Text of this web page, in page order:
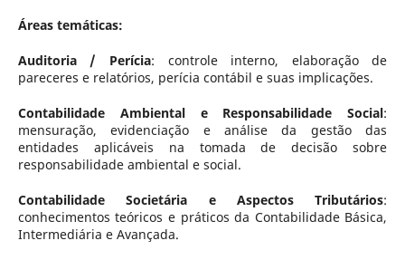
Áreas temáticas:
Auditoria / Perícia: controle interno, elaboração de
pareceres e relatórios, perícia contábil e suas implicações.
Contabilidade Ambiental e Responsabilidade Social:
mensuração, evidenciação e análise da gestão das
entidades aplicáveis na tomada de decisão sobre
responsabilidade ambiental e social.
Contabilidade Societária e Aspectos Tributários:
conhecimentos teóricos e práticos da Contabilidade Básica,
Intermediária e Avançada.